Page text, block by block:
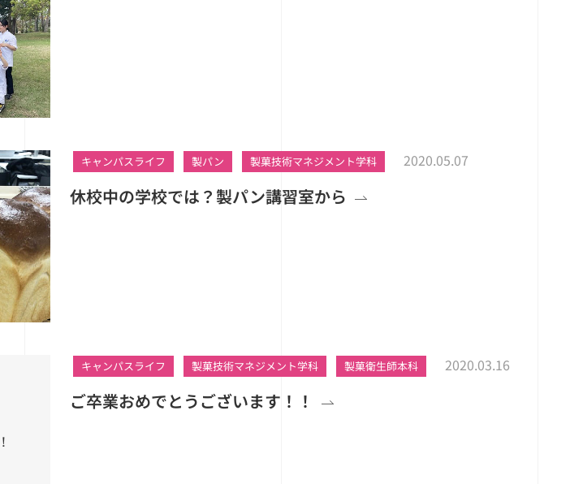
キャンパスライフ 製パン 製菓技術マネジメント学科 2020.05.07
休校中の学校では？製パン講習室から
キャンパスライフ 製菓技術マネジメント学科 製菓衛生師本科 2020.03.16
ご卒業おめでとうございます！！